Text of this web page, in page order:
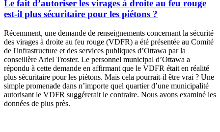
Le fait d’autoriser les virages à droite au feu rouge
est-il plus sécuritaire pour les piétons ?
Récemment, une demande de renseignements concernant la sécurité
des virages à droite au feu rouge (VDFR) a été présentée au Comité
de l'infrastructure et des services publiques d’Ottawa par la
conseillère Ariel Troster. Le personnel municipal d’Ottawa a
répondu à cette demande en affirmant que le VDFR était en réalité
plus sécuritaire pour les piétons. Mais cela pourrait-il être vrai ? Une
simple promenade dans n’importe quel quartier d’une municipalité
autorisant le VDFR suggérerait le contraire. Nous avons examiné les
données de plus près.